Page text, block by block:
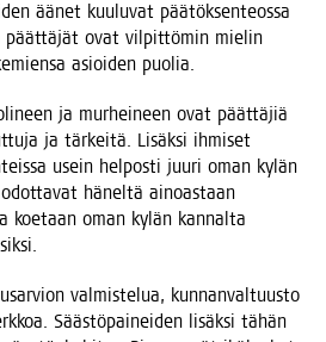
äänet kuu­lu­vat pää­tök­sen­teos­sa
päät­tä­jät ovat vil­pit­tö­min mie­lin
asioi­den puolia.
ja mur­hei­neen ovat päät­tä­jiä
ja tär­kei­tä. Lisäk­si ihmi­set
usein hel­pos­ti juu­ri oman kylän
hänel­tä ainoas­taan
koe­taan oman kylän kan­nal­ta
val­mis­te­lua, kun­nan­val­tuus­to
Sääs­tö­pai­nei­den lisäk­si tähän